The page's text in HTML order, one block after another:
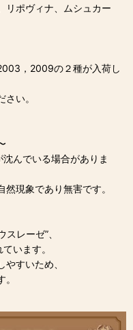
ポヴィナ、ムシュカー
，2009の２種が入荷し
い。
んでいる場合がありま
現象であり無害です。
レーゼ”、
います。
すいため、